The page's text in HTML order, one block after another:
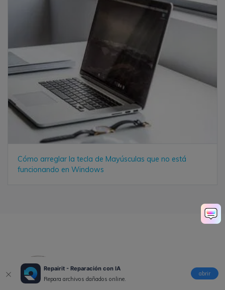
Repairit - Reparación con IA
Repara archivos dañados online.
abrir
Cómo arreglar la tecla de Mayúsculas que no está
funcionando en Windows
Alfonso Cervera
Staff Editor